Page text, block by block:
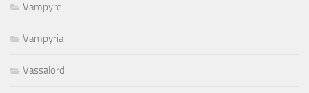
Vampyre
Vampyria
Vassalord